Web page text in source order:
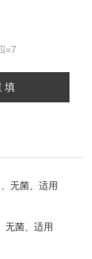
=7
无菌、适用
无菌、适用